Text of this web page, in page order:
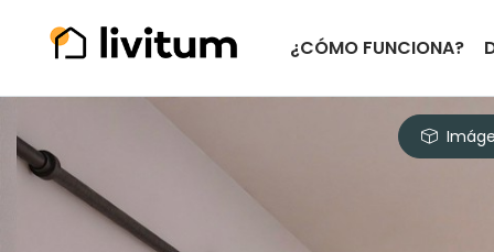
¿CÓMO FUNCIONA?